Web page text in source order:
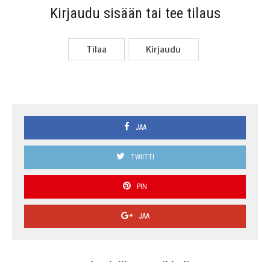
Kir­jau­du sisään tai tee tilaus
Tilaa Kir­jau­du
JAA
TWIITTI
PIN
JAA